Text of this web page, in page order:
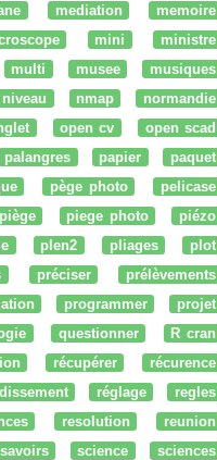
mediation
memoire
mini
ministre
multi musee
musiques
niveau nmap
normandie
open cv
open scad
palangres papier
paquet
pège photo
pelicase
piège piege photo
piézo
plen2 pliages
plot
préciser
prélèvements
programmer
projet
questionner
R cran
récupérer
récurence
réglage
regles
resolution
reunion
savoirs science
sciences